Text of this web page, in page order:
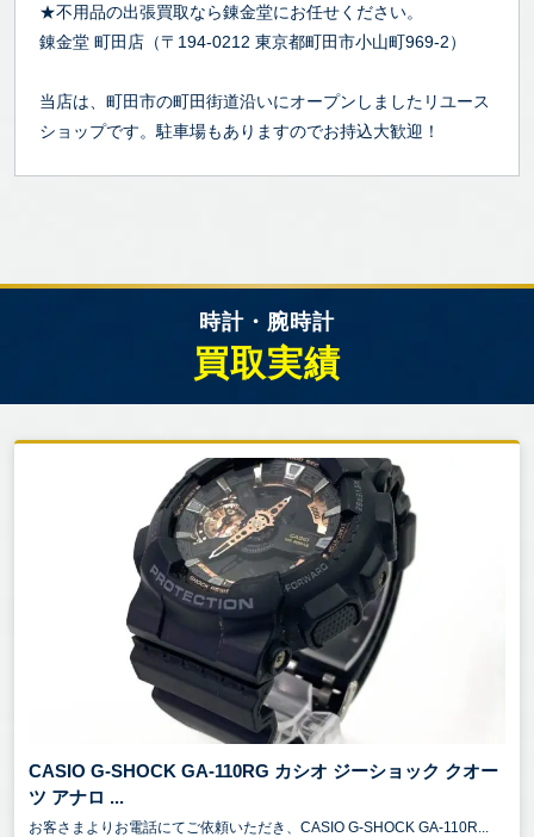
★不用品の出張買取なら錬金堂にお任せください。
錬金堂 町田店（〒194-0212 東京都町田市小山町969-2）
当店は、町田市の町田街道沿いにオープンしましたリユース
ショップです。駐車場もありますのでお持込大歓迎！
時計・腕時計
買取実績
CASIO G-SHOCK GA-110RG カシオ ジーショック クオー
ツ アナロ ...
お客さまよりお電話にてご依頼いただき、CASIO G-SHOCK GA-110R...